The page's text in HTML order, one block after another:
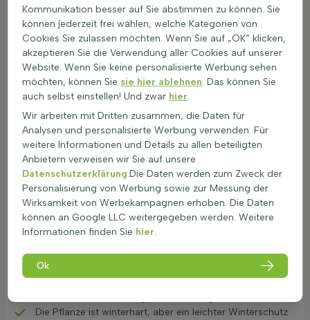
bis teilweisem Schatten. Die Blätter reduzieren die
Verdunstung, während sich Wurzelausläufer ausbreiten und
dichte Bestände bilden. Diese Schattenstaude ist gelb
blühend und wird oft als Gelbes Gänseblümchen bezeichnet.
Richtige Pflege, Rückschnitt und Düngung von
Chrysogonum
Chrysogonum, auch bekannt als Goldstern, ist eine beliebte
Bodendeckerpflanze. Die Pflege ist relativ einfach und sie
blüht vom Frühling bis zum Sommer. Diese gelbe Blühpflanze
benötigt regelmäßige Pflege, um optimal zu gedeihen.
Boden und bevorzugt Halbschatten.
Die Pflanze sollte regelmäßig gegossen werden,
besonders bei Trockenheit.
Rückschnitt erfolgt nach der Blüte, um die Form zu
Verwenden Sie eine scharfe Gartenschere für den
Rückschnitt.
Die Pflanze ist winterhart, aber ein leichter Winterschutz
Kommunikation besser auf Sie abstimmen zu können. Sie
können jederzeit frei wählen, welche Kategorien von
Cookies Sie zulassen möchten. Wenn Sie auf „OK“ klicken,
akzeptieren Sie die Verwendung aller Cookies auf unserer
Website. Wenn Sie keine personalisierte Werbung sehen
möchten, können Sie sie hier ablehnen. Das können Sie
auch selbst einstellen! Und zwar hier.
Wir arbeiten mit Dritten zusammen, die Daten für
Analysen und personalisierte Werbung verwenden. Für
weitere Informationen und Details zu allen beteiligten
Anbietern verweisen wir Sie auf unsere
Datenschutzerklärung.Die Daten werden zum Zweck der
Personalisierung von Werbung sowie zur Messung der
Wirksamkeit von Werbekampagnen erhoben. Die Daten
können an Google LLC weitergegeben werden. Weitere
Informationen finden Sie hier.
Ok